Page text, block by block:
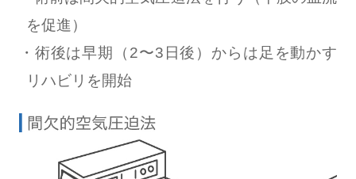
を促進）
術後は早期（2〜3日後）からは足を動かす
リハビリを開始